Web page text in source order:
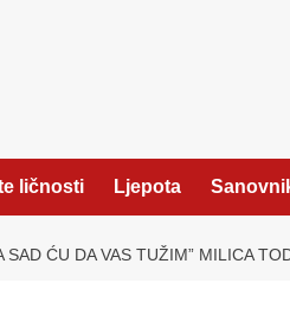
ličnosti Ljepota
SAD ĆU DA VAS TUŽIM” MILICA